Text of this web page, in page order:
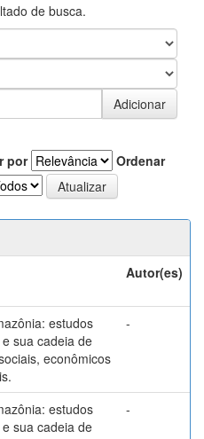
de busca.
por
Ordenar
Autor(es)
estudos
sua cadeia de
econômicos
-
estudos
sua cadeia de
-